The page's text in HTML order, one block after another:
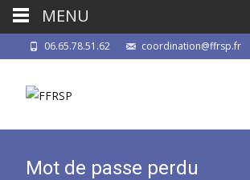
06.65.78.51.62 coordination@ffrsp.fr
Mot de passe perdu
MENU